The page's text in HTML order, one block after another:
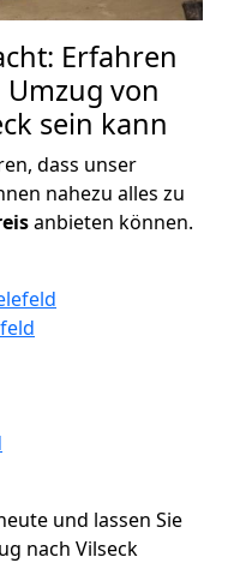
Erfahren
Umzug von
sein kann
dass unser
nahezu alles zu
anbieten können.
und lassen Sie
nach Vilseck